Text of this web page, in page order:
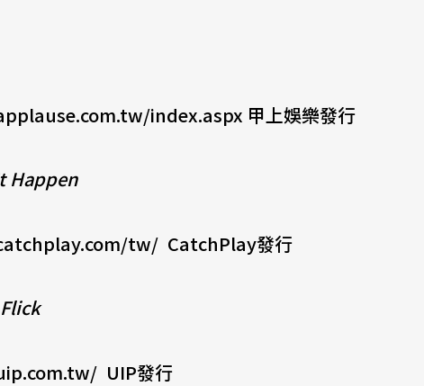
index.aspx 甲上娛樂發行
Happen
tw/ CatchPlay發行
UIP發行